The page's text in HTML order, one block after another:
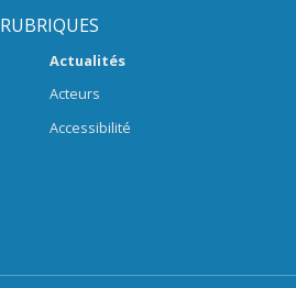
RUBRIQUES
Actualités
Acteurs
Accessibilité